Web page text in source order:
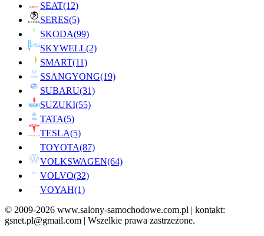
SEAT(12)
SERES(5)
SKODA(99)
SKYWELL(2)
SMART(11)
SSANGYONG(19)
SUBARU(31)
SUZUKI(55)
TATA(5)
TESLA(5)
TOYOTA(87)
VOLKSWAGEN(64)
VOLVO(32)
VOYAH(1)
© 2009-2026 www.salony-samochodowe.com.pl | kontakt:
gsnet.pl@gmail.com | Wszelkie prawa zastrzeżone.